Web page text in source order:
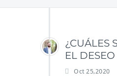
¿CUÁLES
EL
Oct 25,2020